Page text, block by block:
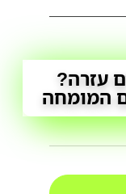
עזרה?
המומחה